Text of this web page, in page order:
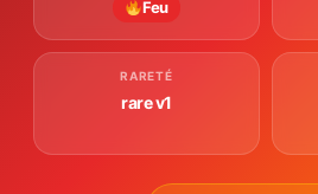
Feu
RARETÉ
rare v1